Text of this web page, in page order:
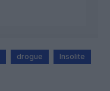
drogue Insolite